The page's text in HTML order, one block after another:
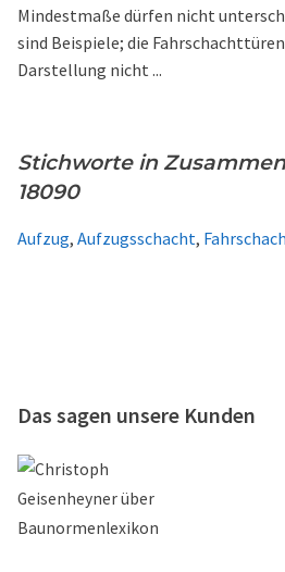
Mindestmaße dürfen nicht
sind Beispiele; die
Darstellung nicht ...
Stichworte in
18090
Aufzug, Aufzugsschacht,
Das sagen unsere Kunden